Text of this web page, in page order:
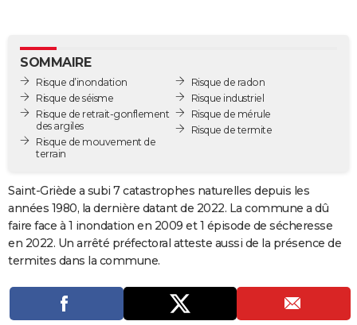
GUIDES D'ACHAT
BONS PLANS
CARTE DE VOEUX
Carte de Noël
Carte Bonne année
Carte Saint-Valentin
Carte Pâques
Carte d'anniversaire
DICTIONNAIRE
COPAINS D'AVANT
S'inscrire
Se connecter
Lycées
Collèges
Primaires
Universités
Entreprises
Service militaire
Avis de recherche
AVIS DE DÉCÈS
SOMMAIRE
Risque d’inondation
Risque de séisme
Risque de retrait-gonflement
des argiles
Risque de mouvement de
terrain
Risque de radon
Risque industriel
Risque de mérule
Risque de termite
Saint-Griède a subi 7 catastrophes naturelles depuis les
années 1980, la dernière datant de 2022. La commune a dû
faire face à 1 inondation en 2009 et 1 épisode de sécheresse
en 2022. Un arrêté préfectoral atteste aussi de la présence de
termites dans la commune.